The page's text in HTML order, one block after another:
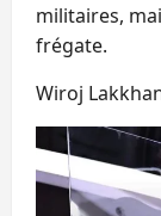
militaires,
frégate.
Wiroj